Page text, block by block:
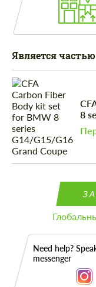
Является частью
8
Need help?
messenger